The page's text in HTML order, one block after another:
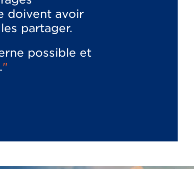
doivent avoir
partager.
possible et
"